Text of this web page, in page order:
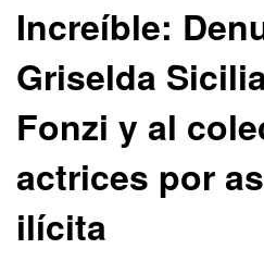
Increíble:
Griselda
Fonzi y al
actrices por
ilícita